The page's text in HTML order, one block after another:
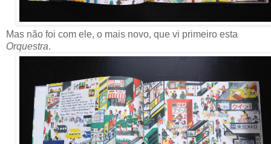
Mas não foi com ele, o mais novo, que vi primeiro esta
Orquestra.